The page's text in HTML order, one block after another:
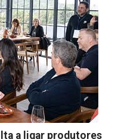
a ligar produtores